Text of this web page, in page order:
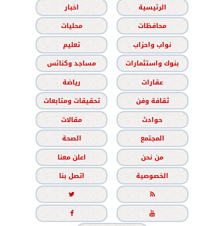
الرئيسية
اخبار
محافظات
محليات
نواب واحزاب
تعليم
بنوك واستثمارات
مساجد وكنائس
عقارات
رياضة
ثقافة وفن
تحقيقات ومتابعات
حوادث
مقالات
المجتمع
الصحة
من نحن
اعلن معنا
الخصوصية
اتصل بنا



